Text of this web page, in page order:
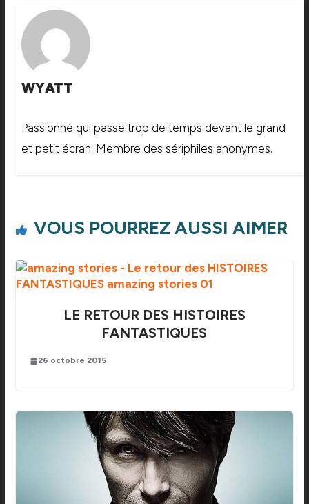
WYATT
Passionné qui passe trop de temps devant le grand
et petit écran. Membre des sériphiles anonymes.
VOUS POURREZ AUSSI AIMER
LE RETOUR DES HISTOIRES
FANTASTIQUES
26 octobre 2015